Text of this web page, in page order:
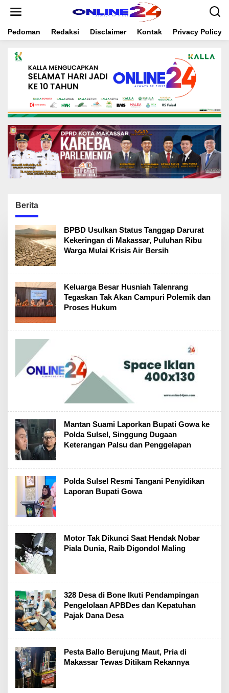
t
Pedoman Redaksi Disclaimer Kontak Privacy Policy
Berita
BPBD Usulkan Status Tanggap Darurat
Kekeringan di Makassar, Puluhan Ribu
Warga Mulai Krisis Air Bersih
Keluarga Besar Husniah Talenrang
Tegaskan Tak Akan Campuri Polemik dan
Proses Hukum
Mantan Suami Laporkan Bupati Gowa ke
Polda Sulsel, Singgung Dugaan
Keterangan Palsu dan Penggelapan
Polda Sulsel Resmi Tangani Penyidikan
Laporan Bupati Gowa
Motor Tak Dikunci Saat Hendak Nobar
Piala Dunia, Raib Digondol Maling
328 Desa di Bone Ikuti Pendampingan
Pengelolaan APBDes dan Kepatuhan
Pajak Dana Desa
Pesta Ballo Berujung Maut, Pria di
Makassar Tewas Ditikam Rekannya